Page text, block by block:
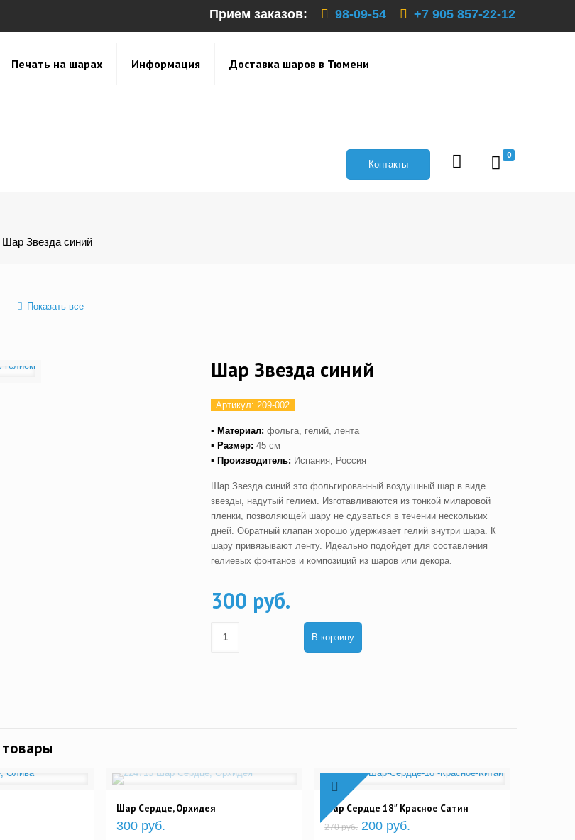
Прием заказов: 98-09-54 +7 905 857-22-12
Печать на шарах Информация Доставка шаров в Тюмени
0
Контакты
Шар Звезда синий
Показать все
Шар Звезда синий
Артикул: 209-002
▪ Материал: фольга, гелий, лента
▪ Размер: 45 см
▪ Производитель: Испания, Россия
Шар Звезда синий это фольгированный воздушный шар в виде
звезды, надутый гелием. Изготавливаются из тонкой миларовой
пленки, позволяющей шару не сдуваться в течении нескольких
дней. Обратный клапан хорошо удерживает гелий внутри шара. К
шару привязывают ленту. Идеально подойдет для составления
гелиевых фонтанов и композиций из шаров или декора.
300 руб.
В корзину
Шар Сердце, Орхидея
300 руб.
Шар Сердце 18″ Красное Сатин
270 руб. 200 руб.